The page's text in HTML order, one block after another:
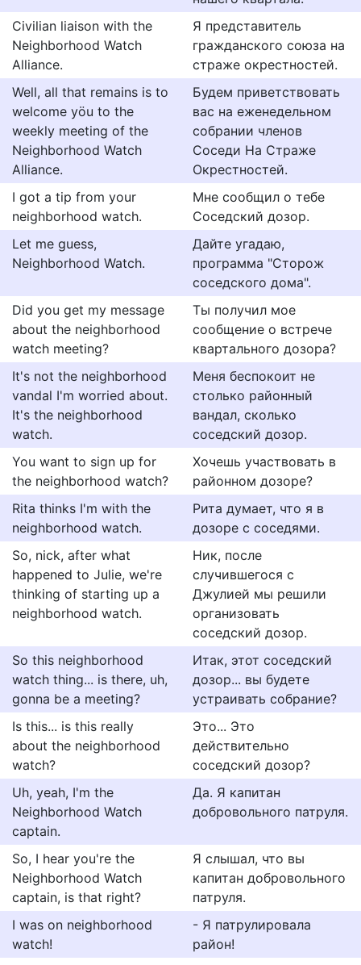
Civilian liaison with the
Neighborhood Watch
Alliance.
Я представитель
гражданского союза на
страже окрестностей.
Well, all that remains is to
welcome yöu to the
weekly meeting of the
Neighborhood Watch
Alliance.
Будем приветствовать
вас на еженедельном
собрании членов
Соседи На Страже
Окрестностей.
I got a tip from your
neighborhood watch.
Мне сообщил о тебе
Соседский дозор.
Let me guess,
Neighborhood Watch.
Дайте угадаю,
программа "Сторож
соседского дома".
Did you get my message
about the neighborhood
watch meeting?
Ты получил мое
сообщение о встрече
квартального дозора?
It's not the neighborhood
vandal I'm worried about.
It's the neighborhood
watch.
Меня беспокоит не
столько районный
вандал, сколько
соседский дозор.
You want to sign up for
the neighborhood watch?
Хочешь участвовать в
районном дозоре?
Rita thinks I'm with the
neighborhood watch.
Рита думает, что я в
дозоре с соседями.
So, nick, after what
happened to Julie, we're
thinking of starting up a
neighborhood watch.
Ник, после
случившегося с
Джулией мы решили
организовать
соседский дозор.
So this neighborhood
watch thing... is there, uh,
gonna be a meeting?
Итак, этот соседский
дозор... вы будете
устраивать собрание?
Is this... is this really
about the neighborhood
watch?
Это... Это
действительно
соседский дозор?
Uh, yeah, I'm the
Neighborhood Watch
captain.
Да. Я капитан
добровольного патруля.
So, I hear you're the
Neighborhood Watch
captain, is that right?
Я слышал, что вы
капитан добровольного
патруля.
I was on neighborhood
watch!
- Я патрулировала
район!